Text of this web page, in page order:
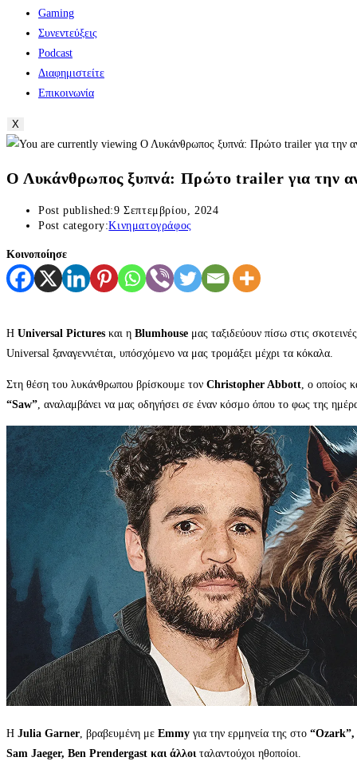
Gaming
Συνεντεύξεις
Podcast
Διαφημιστείτε
Επικοινωνία
X
Ο Λυκάνθρωπος ξυπνά: Πρώτο trailer για την
Post published:9 Σεπτεμβρίου, 2024
Post category:Κινηματογράφος
Κοινοποίησε
Η Universal Pictures και η Blumhouse μας ταξιδεύουν πίσω στις
Universal ξαναγεννιέται, υπόσχόμενο να μας τρομάξει μέχρι τα κόκαλα.
Στη θέση του λυκάνθρωπου βρίσκουμε τον Christopher Abbott , ο οποίος
“Saw” , αναλαμβάνει να μας οδηγήσει σε έναν κόσμο όπου το φως της
Η Julia Garner , βραβευμένη με Emmy για την ερμηνεία της στο “Ozark”,
Sam Jaeger, Ben Prendergast και άλλοι ταλαντούχοι ηθοποίοι.